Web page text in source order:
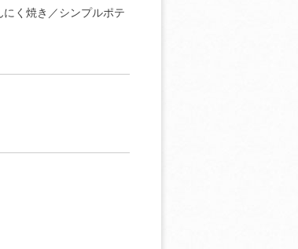
にく焼き／シンプルポテ